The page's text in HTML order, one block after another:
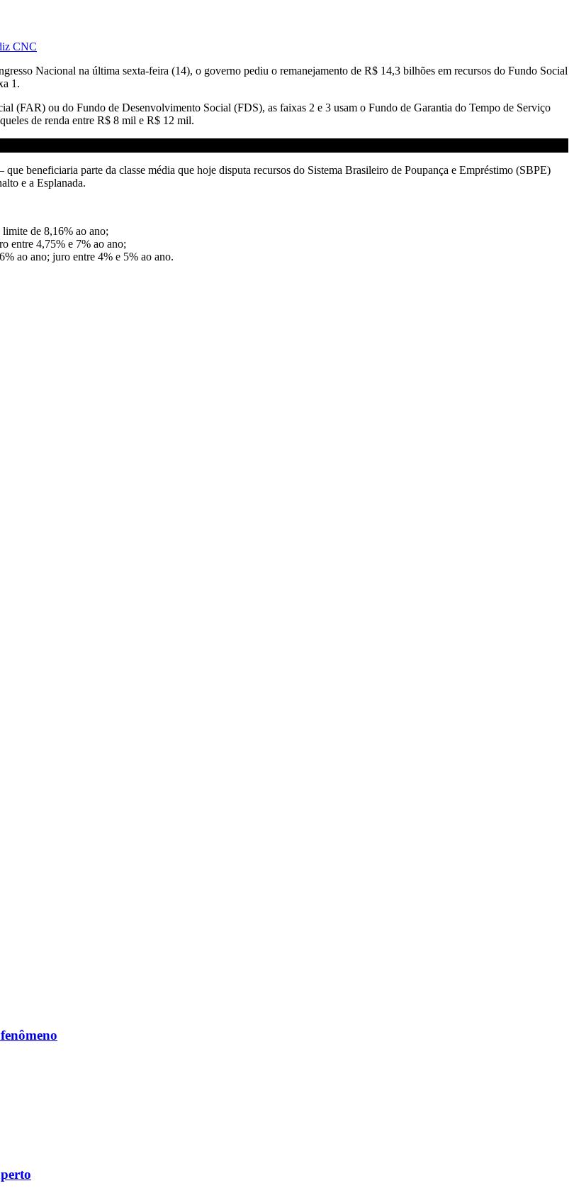
CNC
Nacional na última sexta-feira (14), o governo pediu o remanejamento de R$ 14,3 bilhões em recursos do Fundo Social
1.
(FAR) ou do Fundo de Desenvolvimento Social (FDS), as faixas 2 e 3 usam o Fundo de Garantia do Tempo de Serviço
de renda entre R$ 8 mil e R$ 12 mil.
beneficiaria parte da classe média que hoje disputa recursos do Sistema Brasileiro de Poupança e Empréstimo (SBPE)
e a Esplanada.
de 8,16% ao ano;
entre 4,75% e 7% ao ano;
ao ano; juro entre 4% e 5% ao ano.